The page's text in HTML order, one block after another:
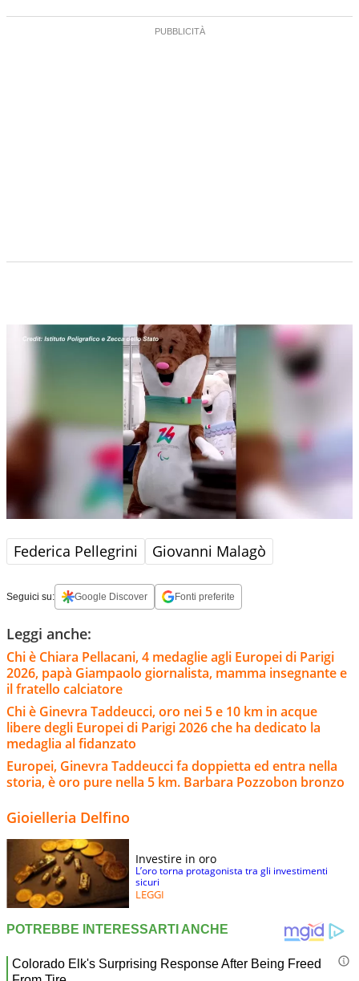
Federica Pellegrini Giovanni Malagò
Seguici su: Google Discover Fonti preferite
Leggi anche:
Chi è Chiara Pellacani, 4 medaglie agli Europei di Parigi
2026, papà Giampaolo giornalista, mamma insegnante e
il fratello calciatore
Chi è Ginevra Taddeucci, oro nei 5 e 10 km in acque
libere degli Europei di Parigi 2026 che ha dedicato la
medaglia al fidanzato
Europei, Ginevra Taddeucci fa doppietta ed entra nella
storia, è oro pure nella 5 km. Barbara Pozzobon bronzo
Gioielleria Delfino
Investire in oro
L’oro torna protagonista tra gli investimenti
sicuri
LEGGI